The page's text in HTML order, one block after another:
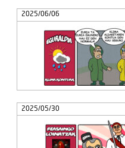
2025/06/06
2025/05/30